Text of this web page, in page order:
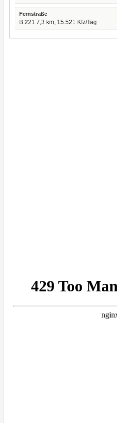
Fernstraße
B 221 7,3 km, 15.521 Kfz/Tag